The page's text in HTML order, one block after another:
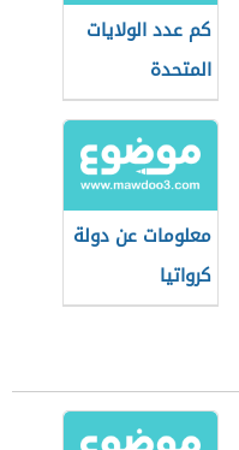
كم عدد الولايات
المتحدة
معلومات عن دولة
كرواتيا